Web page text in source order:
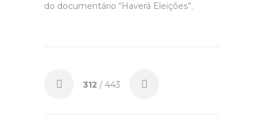
do documentário “Haverá Eleições”.
312 / 443